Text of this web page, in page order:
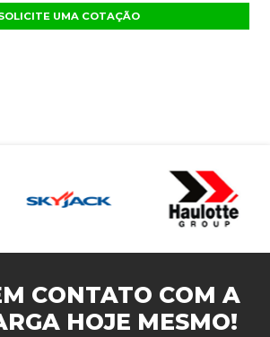
UMA COTAÇÃO
CONTATO COM A
HOJE MESMO!